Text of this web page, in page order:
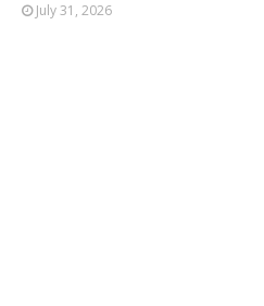
July 31, 2026